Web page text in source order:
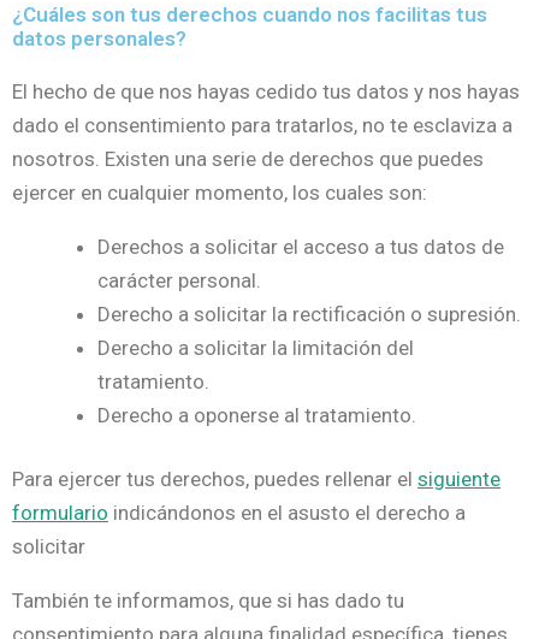
¿Cuáles son tus derechos cuando nos facilitas tus
datos personales?
El hecho de que nos hayas cedido tus datos y nos hayas
dado el consentimiento para tratarlos, no te esclaviza a
nosotros. Existen una serie de derechos que puedes
ejercer en cualquier momento, los cuales son:
Derechos a solicitar el acceso a tus datos de
carácter personal.
Derecho a solicitar la rectificación o supresión.
Derecho a solicitar la limitación del
tratamiento.
Derecho a oponerse al tratamiento.
Para ejercer tus derechos, puedes rellenar el siguiente
formulario indicándonos en el asusto el derecho a
solicitar
También te informamos, que si has dado tu
consentimiento para alguna finalidad específica, tienes